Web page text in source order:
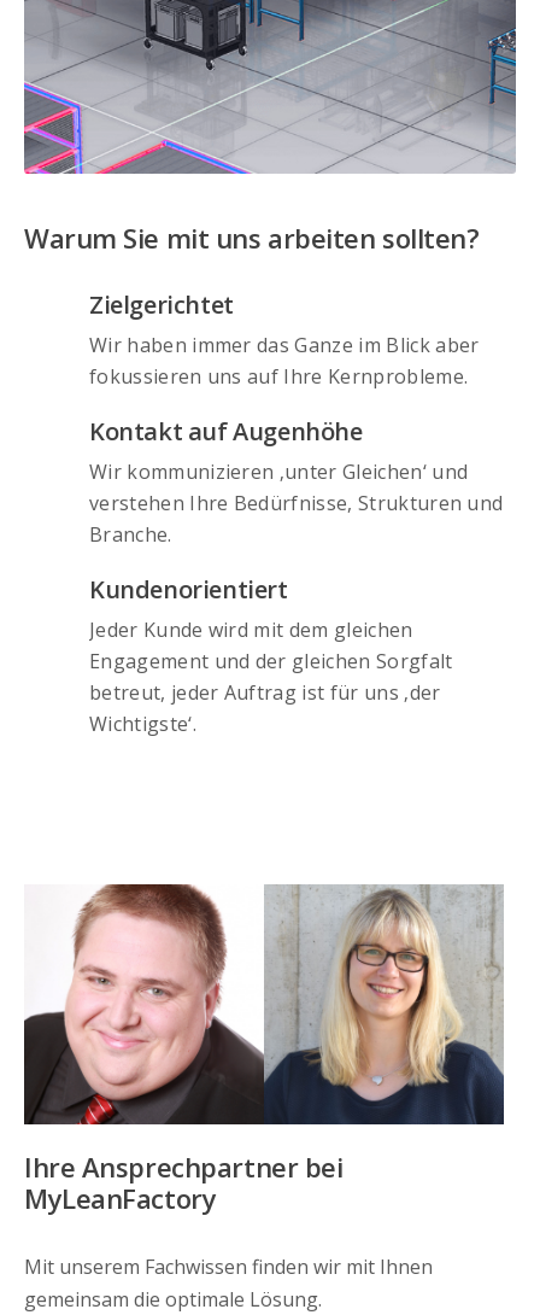
Warum Sie mit uns arbeiten sollten?
Zielgerichtet
Wir haben immer das Ganze im Blick aber
fokussieren uns auf Ihre Kernprobleme.
Kontakt auf Augenhöhe
Wir kommunizieren ‚unter Gleichen‘ und
verstehen Ihre Bedürfnisse, Strukturen und
Branche.
Kundenorientiert
Jeder Kunde wird mit dem gleichen
Engagement und der gleichen Sorgfalt
betreut, jeder Auftrag ist für uns ‚der
Wichtigste‘.
Ihre Ansprechpartner bei
MyLeanFactory
Mit unserem Fachwissen finden wir mit Ihnen
gemeinsam die optimale Lösung.